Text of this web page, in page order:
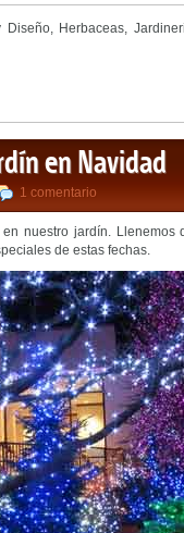
Diseño, Herbaceas
en Navidad
1 comentario
nuestro jardín.
de estas fechas.